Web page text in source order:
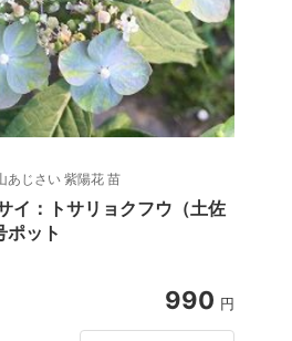
あじさい 紫陽花 苗
イ：トサリョクフウ（土佐
ポット
990 円